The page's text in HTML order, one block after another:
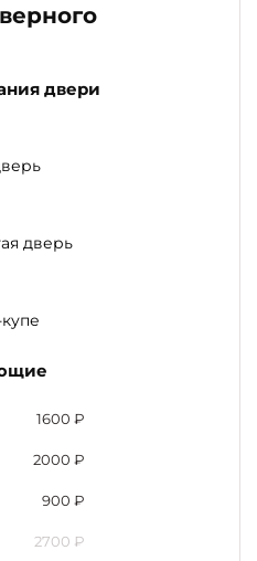
двери
дверь
1600 ₽
2000 ₽
900 ₽
2700 ₽